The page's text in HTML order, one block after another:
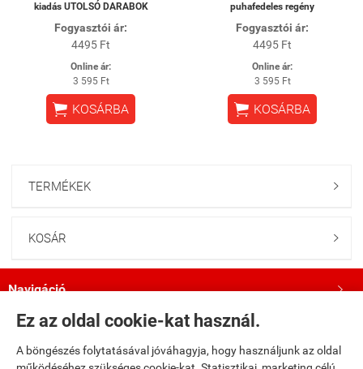
Ez az oldal cookie-kat használ.
A böngészés folytatásával jóváhagyja, hogy használjunk az oldal
kiadás UTOLSÓ DARABOK
Fogyasztói ár:
4495 Ft
Online ár:
3 595 Ft
 KOSÁRBA
puhafedeles regény
Fogyasztói ár:
4495 Ft
Online ár:
3 595 Ft
 KOSÁRBA
TERMÉKEK 
KOSÁR 
Navigáció 
Saját fiók